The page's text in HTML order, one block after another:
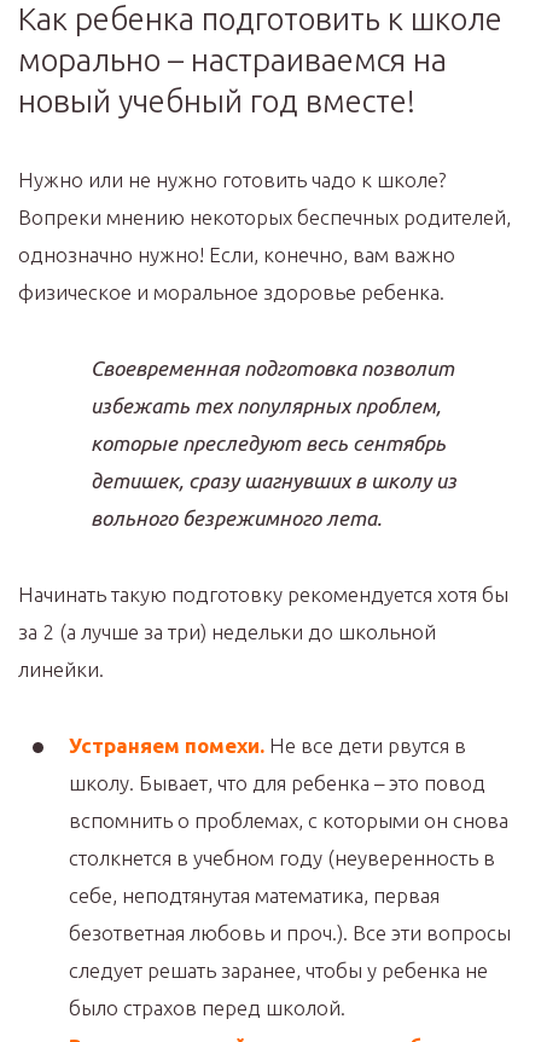
Как ребенка подготовить к школе
морально – настраиваемся на
новый учебный год вместе!
Нужно или не нужно готовить чадо к школе?
Вопреки мнению некоторых беспечных родителей,
однозначно нужно! Если, конечно, вам важно
физическое и моральное здоровье ребенка.
Своевременная подготовка позволит
избежать тех популярных проблем,
которые преследуют весь сентябрь
детишек, сразу шагнувших в школу из
вольного безрежимного лета.
Начинать такую подготовку рекомендуется хотя бы
за 2 (а лучше за три) недельки до школьной
линейки.
Устраняем помехи. Не все дети рвутся в
школу. Бывает, что для ребенка – это повод
вспомнить о проблемах, с которыми он снова
столкнется в учебном году (неуверенность в
себе, неподтянутая математика, первая
безответная любовь и проч.). Все эти вопросы
следует решать заранее, чтобы у ребенка не
было страхов перед школой.